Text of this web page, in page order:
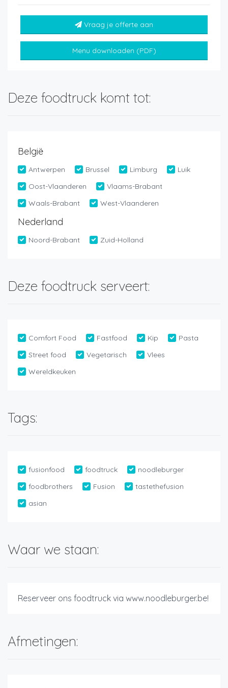
Vraag je offerte aan
Menu downloaden (PDF)
Deze foodtruck komt tot:
België
Antwerpen Brussel Limburg
Luik
Oost-Vlaanderen
Vlaams-Brabant
Waals-Brabant
West-Vlaanderen
Nederland
Noord-Brabant Zuid-Holland
Deze foodtruck serveert:
Comfort Food Fastfood Kip
Pasta
Street food
Vegetarisch
Vlees
Wereldkeuken
Tags:
fusionfood foodtruck
noodleburger
foodbrothers
Fusion
tastethefusion
asian
Waar we staan:
Reserveer ons foodtruck via www.noodleburger.be!
Afmetingen: